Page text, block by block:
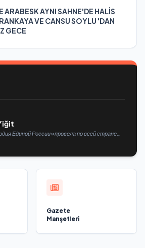
ARABESK AYNI SAHNE'DE HALİS
VE CANSU SOYLU 'DAN
GECE
Единой России» провела по всей стране
Gazete
Manşetleri